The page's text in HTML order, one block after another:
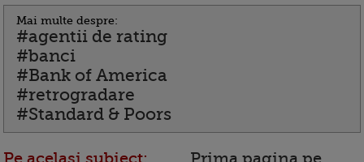
Mai multe despre:
#agentii de rating
#banci
#Bank of America
#retrogradare
#Standard & Poors